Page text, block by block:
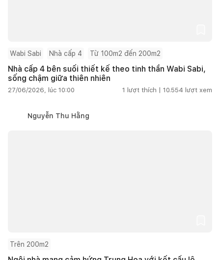
Wabi Sabi Nhà cấp 4 Từ 100m2 đến 200m2
Nhà cấp 4 bên suối thiết kế theo tinh thần Wabi Sabi,
sống chậm giữa thiên nhiên
27/06/2026, lúc 10:00 1 lượt thích | 10.554 lượt xem
Nguyễn Thu Hằng
Trên 200m2